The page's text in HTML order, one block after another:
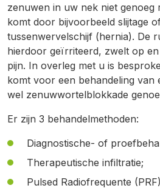
zenuwen in uw nek niet genoeg
komt door bijvoorbeeld slijtage
tussenwervelschijf (hernia). De
hierdoor geïrriteerd, zwelt op
pijn. In overleg met u is
komt voor een behandeling
wel zenuwwortelblokkade
Er zijn 3 behandelmethoden:
Diagnostische- of
Therapeutische infiltratie;
Pulsed Radiofrequente